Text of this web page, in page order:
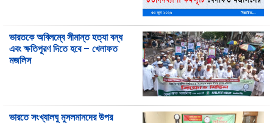
ভারতকে অবিলম্বে সীমান্ত হত্যা বন্ধ
এবং ক্ষতিপূরণ দিতে হবে – খেলাফত
মজলিস
ভারতে সংখ্যালঘু মুসলমানদের উপর